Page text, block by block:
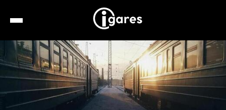
Recherche
Location de voiture
Hôtels